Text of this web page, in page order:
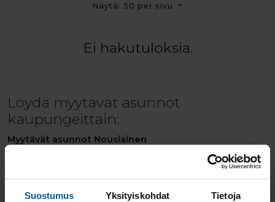
Suostumus Yksityiskohdat Tietoja
Näytä: 50 per sivu
Ei hakutuloksia.
Löydä myytävät asunnot
kaupungeittain:
Myytävät asunnot Nousiainen
Myytävät asunnot Poikko
Myytävät asunnot Littoinen